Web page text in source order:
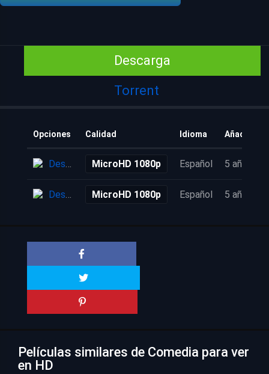
Descarga
Torrent
Opciones Calidad Idioma Añadido
Descarga MicroHD 1080p Español 5 años
Descarga MicroHD 1080p Español 5 años
Películas similares de Comedia para ver
en HD